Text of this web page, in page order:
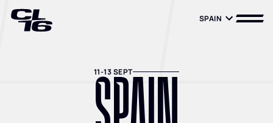
SPAIN
11-13 SEPT